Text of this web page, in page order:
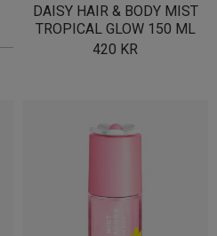
DAISY HAIR & BODY MIST
TROPICAL GLOW 150 ML
420 KR